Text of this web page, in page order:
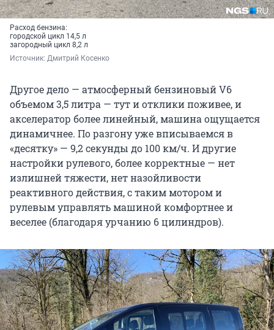
Расход бензина:
городской цикл 14,5 л
загородный цикл 8,2 л
Источник: Дмитрий Косенко
Другое дело — атмосферный бензиновый V6
объемом 3,5 литра — тут и отклики поживее, и
акселератор более линейный, машина ощущается
динамичнее. По разгону уже вписываемся в
«десятку» — 9,2 секунды до 100 км/ч. И другие
настройки рулевого, более корректные — нет
излишней тяжести, нет назойливости
реактивного действия, с таким мотором и
рулевым управлять машиной комфортнее и
веселее (благодаря урчанию 6 цилиндров).